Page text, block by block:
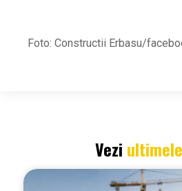
Foto: Constructii Erbasu/
Vezi